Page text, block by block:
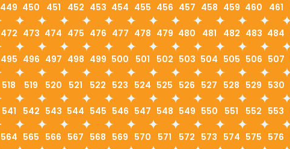
449 450 451 452 453 454 455 456 457 458 459 460 461
472 473 474 475 476 477 478 479 480 481 482 483 484
495 496 497 498 499 500 501 502 503 504 505 506 507
518 519 520 521 522 523 524 525 526 527 528 529 530
541 542 543 544 545 546 547 548 549 550 551 552 553
564 565 566 567 568 569 570 571 572 573 574 575 576